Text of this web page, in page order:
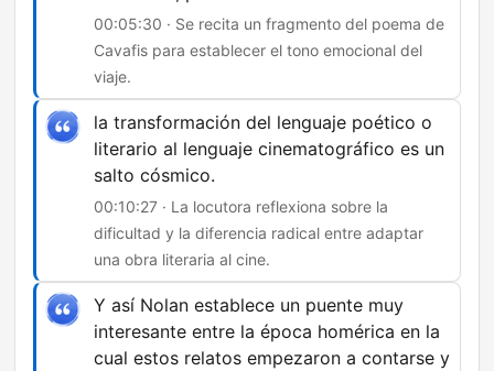
00:05:30 · Se recita un fragmento del poema de
Cavafis para establecer el tono emocional del
viaje.
la transformación del lenguaje poético o
literario al lenguaje cinematográfico es un
salto cósmico.
00:10:27 · La locutora reflexiona sobre la
dificultad y la diferencia radical entre adaptar
una obra literaria al cine.
Y así Nolan establece un puente muy
interesante entre la época homérica en la
cual estos relatos empezaron a contarse y